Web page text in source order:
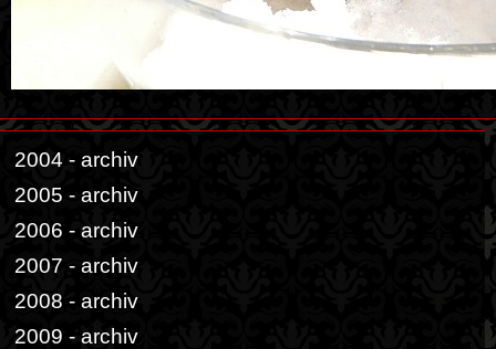
2004 - archiv
2005 - archiv
2006 - archiv
2007 - archiv
2008 - archiv
2009 - archiv